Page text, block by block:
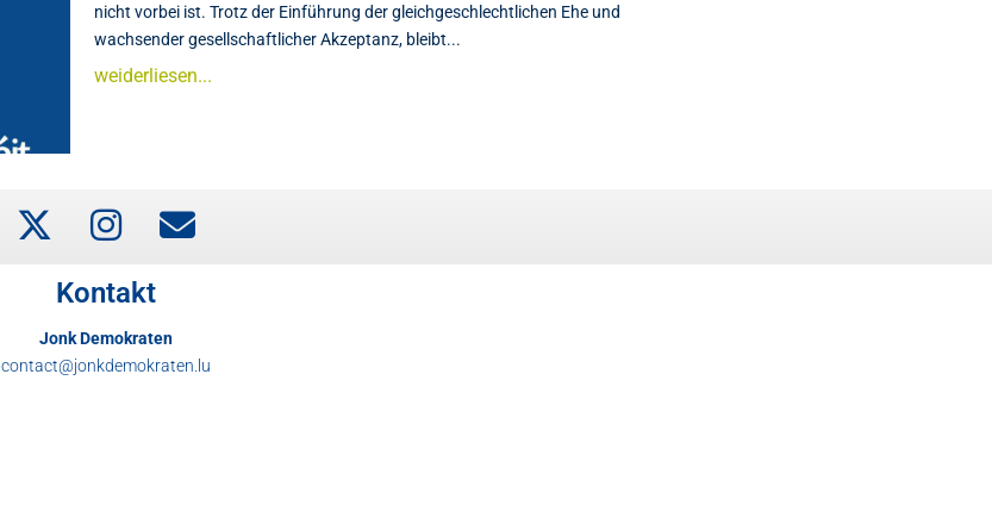
nicht vorbei ist. Trotz der Einführung der gleichgeschlechtlichen Ehe und
wachsender gesellschaftlicher Akzeptanz, bleibt...
weiderliesen...
Kontakt
Jonk Demokraten
contact@jonkdemokraten.lu